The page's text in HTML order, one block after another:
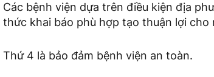
Các bệnh viện dựa trên điều kiện địa
thức khai báo phù hợp tạo thuận lợi
Thứ 4 là bảo đảm bệnh viện an toàn.